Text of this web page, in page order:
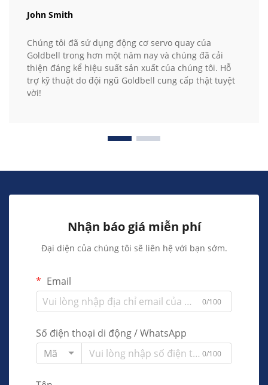
John Smith
Chúng tôi đã sử dụng động cơ servo quay của
Goldbell trong hơn một năm nay và chúng đã cải
thiện đáng kể hiệu suất sản xuất của chúng tôi. Hỗ
trợ kỹ thuật do đội ngũ Goldbell cung cấp thật tuyệt
vời!
Nhận báo giá miễn phí
Đại diện của chúng tôi sẽ liên hệ với bạn sớm.
Email
0/100
Số điện thoại di động / WhatsApp
Mã
0/100